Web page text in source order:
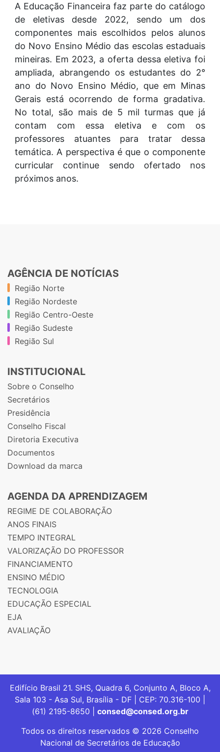
A Educação Financeira faz parte do catálogo
de eletivas desde 2022, sendo um dos
componentes mais escolhidos pelos alunos
do Novo Ensino Médio das escolas estaduais
mineiras. Em 2023, a oferta dessa eletiva foi
ampliada, abrangendo os estudantes do 2°
ano do Novo Ensino Médio, que em Minas
Gerais está ocorrendo de forma gradativa.
No total, são mais de 5 mil turmas que já
contam com essa eletiva e com os
professores atuantes para tratar dessa
temática. A perspectiva é que o componente
curricular continue sendo ofertado nos
próximos anos.
AGÊNCIA DE NOTÍCIAS
Região Norte
Região Nordeste
Região Centro-Oeste
Região Sudeste
Região Sul
INSTITUCIONAL
Sobre o Conselho
Secretários
Presidência
Conselho Fiscal
Diretoria Executiva
Documentos
Download da marca
AGENDA DA APRENDIZAGEM
REGIME DE COLABORAÇÃO
ANOS FINAIS
TEMPO INTEGRAL
VALORIZAÇÃO DO PROFESSOR
FINANCIAMENTO
ENSINO MÉDIO
TECNOLOGIA
EDUCAÇÃO ESPECIAL
EJA
AVALIAÇÃO
Edifício Brasil 21. SHS, Quadra 6, Conjunto A, Bloco A,
Sala 103 - Asa Sul, Brasília - DF | CEP: 70.316-100 |
(61) 2195-8650 | consed@consed.org.br
Todos os direitos reservados © 2026 Conselho
Nacional de Secretários de Educação